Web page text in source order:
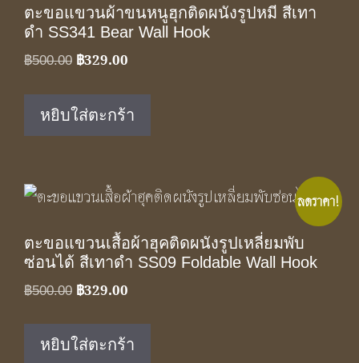
ตะขอแขวนผ้าขนหนูฮุกติดผนังรูปหมี สีเทา
ดำ SS341 Bear Wall Hook
฿500.00 Original
was:
฿500.00.
฿329.00
฿329.00.
หยิบใส่ตะกร้า
ลดราคา!
ตะขอแขวนเสื้อผ้าฮุคติดผนังรูปเหลี่ยมพับ
ซ่อนได้ สีเทาดำ SS09 Foldable Wall Hook
฿500.00 Original
was:
฿500.00.
฿329.00
฿329.00.
หยิบใส่ตะกร้า